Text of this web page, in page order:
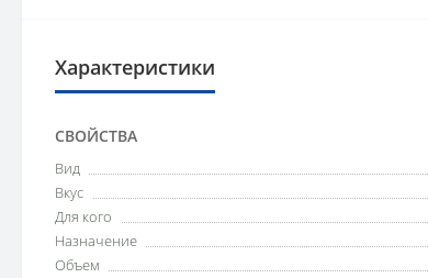
Характеристики
СВОЙСТВА
Вид
Вкус
Для кого
Назначение
Объем